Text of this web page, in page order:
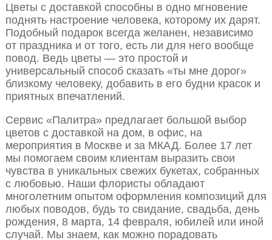
Цветы с доставкой способны в одно мгновение
поднять настроение человека, которому их дарят.
Подобный подарок всегда желанен, независимо
от праздника и от того, есть ли для него вообще
повод. Ведь цветы — это простой и
универсальный способ сказать «ты мне дорог»
близкому человеку, добавить в его будни красок и
приятных впечатлений.
Сервис «Палитра» предлагает большой выбор
цветов с доставкой на дом, в офис, на
мероприятия в Москве и за МКАД. Более 17 лет
мы помогаем своим клиентам выразить свои
чувства в уникальных свежих букетах, собранных
с любовью. Наши флористы обладают
многолетним опытом оформления композиций для
любых поводов, будь то свидание, свадьба, день
рождения, 8 марта, 14 февраля, юбилей или иной
случай. Мы знаем, как можно порадовать